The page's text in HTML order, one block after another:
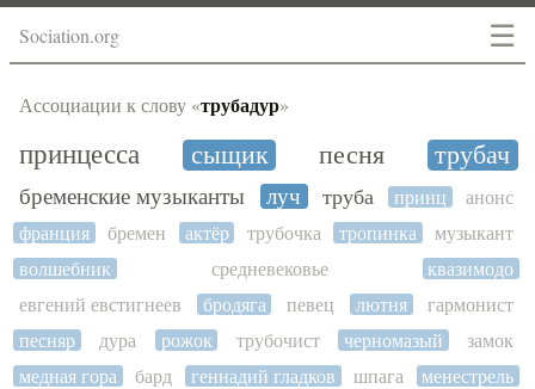
☰
Sociation.org
Ассоциации к слову «трубадур»
принцесса сыщик песня трубач
бременские музыканты луч труба принц
анонс
франция
бремен актёр трубочка тропинка
музыкант
волшебник
средневековье
квазимодо
евгений евстигнеев
бродяга певец лютня
гармонист
песняр
дура рожок трубочист черномазый
замок
медная гора
бард геннадий гладков шпага
менестрель